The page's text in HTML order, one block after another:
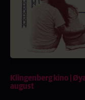
Klingenberg kino |
august